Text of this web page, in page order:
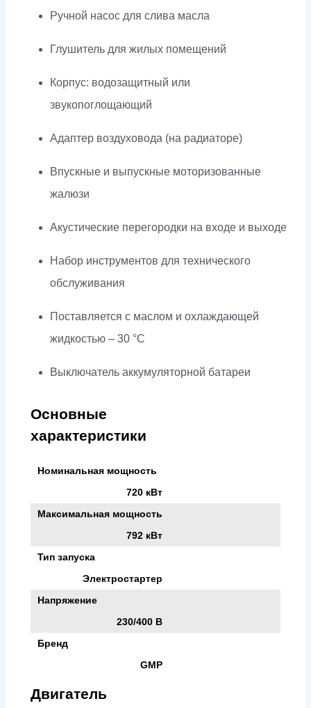
Ручной насос для слива масла
Глушитель для жилых помещений
Корпус: водозащитный или
звукопоглощающий
Адаптер воздуховода (на радиаторе)
Впускные и выпускные моторизованные
жалюзи
Акустические перегородки на входе и выходе
Набор инструментов для технического
обслуживания
Поставляется с маслом и охлаждающей
жидкостью – 30 °C
Выключатель аккумуляторной батареи
Основные
характеристики
Номинальная мощность
720 кВт
Максимальная мощность
792 кВт
Тип запуска
Электростартер
Напряжение
230/400 В
Бренд
GMP
Двигатель